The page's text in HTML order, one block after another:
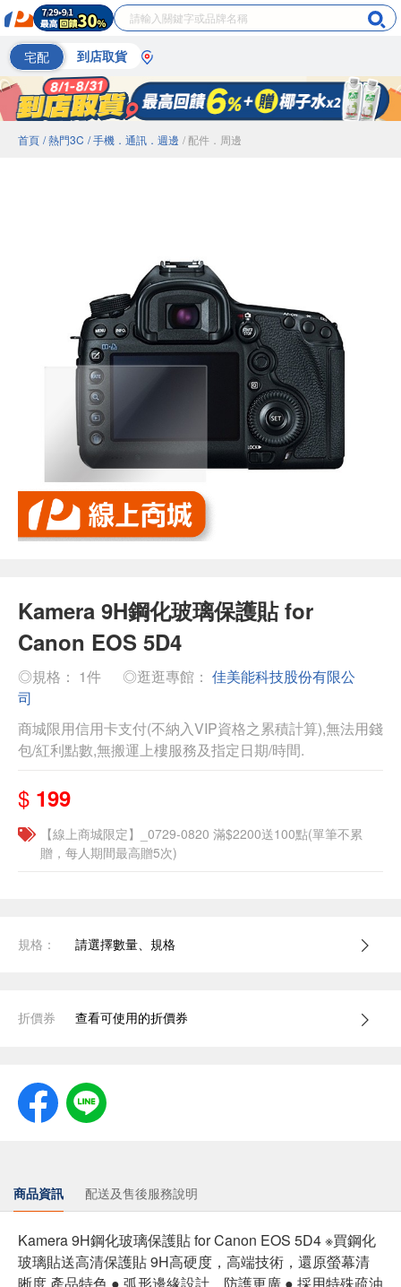
宅配 到店取貨
首頁 / 熱門3C / 手機．通訊．週邊 / 配件．周邊
Kamera 9H鋼化玻璃保護貼 for
Canon EOS 5D4
◎規格： 1件 ◎逛逛專館： 佳美能科技股份有限公
司
商城限用信用卡支付(不納入VIP資格之累積計算),無法用錢
包/紅利點數,無搬運上樓服務及指定日期/時間.
$ 199
【線上商城限定】_0729-0820 滿$2200送100點(單筆不累
贈，每人期間最高贈5次)
規格： 請選擇數量、規格
折價券 查看可使用的折價券
商品資訊 配送及售後服務說明
Kamera 9H鋼化玻璃保護貼 for Canon EOS 5D4 ※買鋼化
玻璃貼送高清保護貼 9H高硬度，高端技術，還原螢幕清
晰度 產品特色 ● 弧形邊緣設計，防護更廣 ● 採用特殊疏油